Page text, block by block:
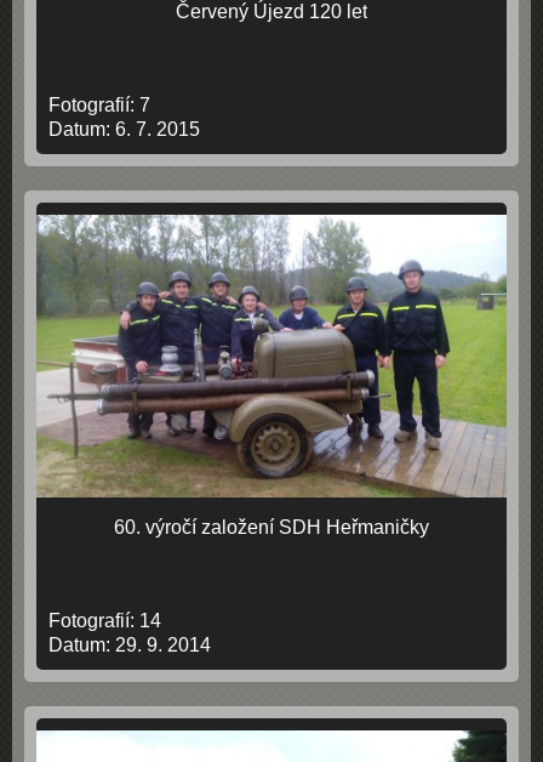
Červený Újezd 120 let
Fotografií: 7
Datum: 6. 7. 2015
60. výročí založení SDH Heřmaničky
Fotografií: 14
Datum: 29. 9. 2014